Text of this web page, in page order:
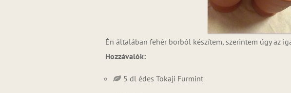
Én általában fehér borból készítem, szerintem úgy az
Hozzávalók:
5 dl édes Tokaji Furmint